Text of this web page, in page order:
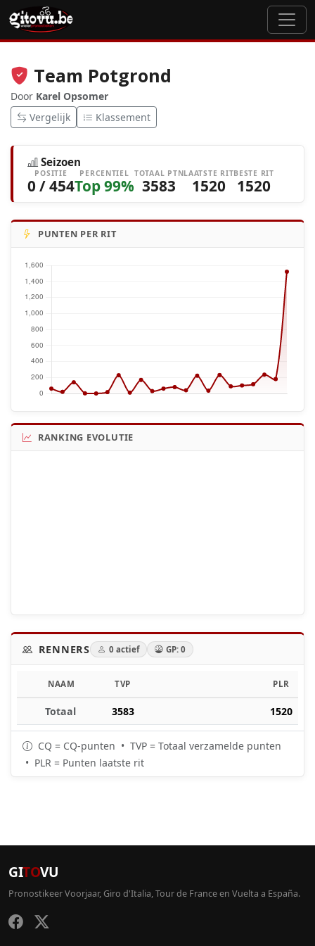
Team Potgrond
Door Karel Opsomer
Vergelijk
Klassement
Seizoen
POSITIE
0 / 454
PERCENTIEL
Top 99%
TOTAAL PTN
3583
LAATSTE RIT
1520
BESTE RIT
1520
PUNTEN PER RIT
RANKING EVOLUTIE
RENNERS 0 actief GP: 0
NAAM TVP PLR
Totaal 3583 1520
CQ = CQ-punten • TVP = Totaal verzamelde punten
• PLR = Punten laatste rit
GITOVU
Pronostikeer Voorjaar, Giro d'Italia, Tour de France en Vuelta a España.